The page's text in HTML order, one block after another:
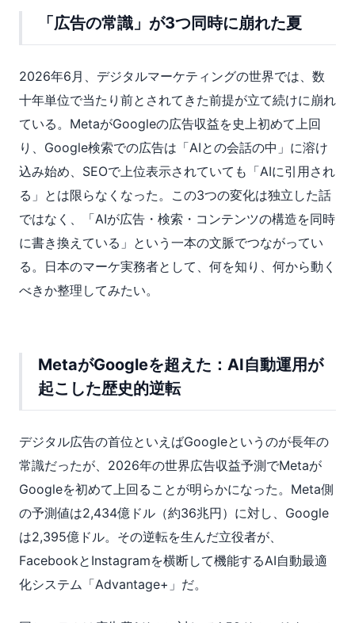
「広告の常識」が3つ同時に崩れた夏
2026年6月、デジタルマーケティングの世界では、数
十年単位で当たり前とされてきた前提が立て続けに崩れ
ている。MetaがGoogleの広告収益を史上初めて上回
り、Google検索での広告は「AIとの会話の中」に溶け
込み始め、SEOで上位表示されていても「AIに引用され
る」とは限らなくなった。この3つの変化は独立した話
ではなく、「AIが広告・検索・コンテンツの構造を同時
に書き換えている」という一本の文脈でつながってい
る。日本のマーケ実務者として、何を知り、何から動く
べきか整理してみたい。
MetaがGoogleを超えた：AI自動運用が
起こした歴史的逆転
デジタル広告の首位といえばGoogleというのが長年の
常識だったが、2026年の世界広告収益予測でMetaが
Googleを初めて上回ることが明らかになった。Meta側
の予測値は2,434億ドル（約36兆円）に対し、Google
は2,395億ドル。その逆転を生んだ立役者が、
FacebookとInstagramを横断して機能するAI自動最適
化システム「Advantage+」だ。